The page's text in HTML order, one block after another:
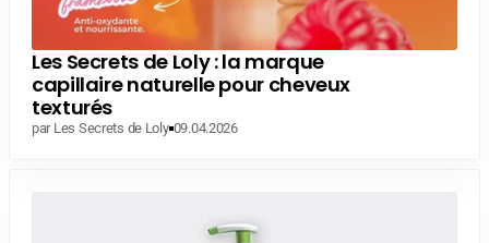
Les Secrets de Loly : la marque
capillaire naturelle pour cheveux
texturés
par Les Secrets de Loly 09.04.2026